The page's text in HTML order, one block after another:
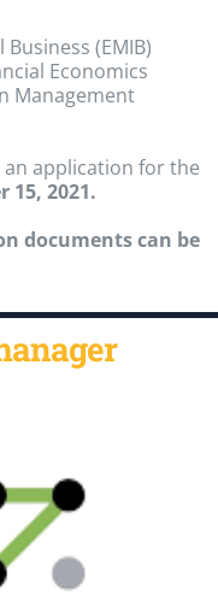
(EMIB)
Economics
Management
application for the
15, 2021.
documents can be